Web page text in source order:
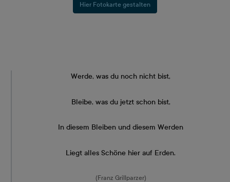
Hier Fotokarte gestalten
Werde, was du noch nicht bist,
Bleibe, was du jetzt schon bist,
In diesem Bleiben und diesem Werden
Liegt alles Schöne hier auf Erden.
(Franz Grillparzer)